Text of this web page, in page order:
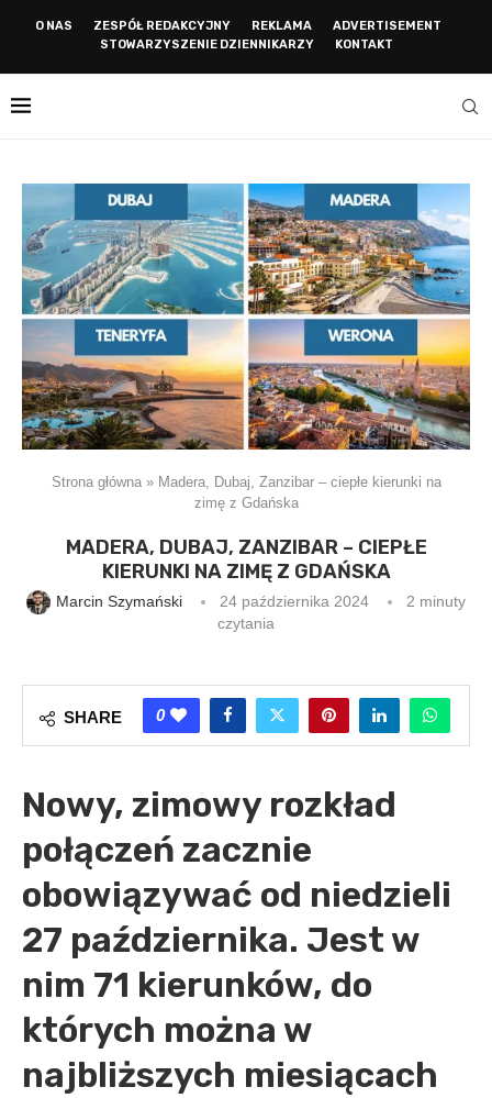
O NAS ZESPÓŁ REDAKCYJNY REKLAMA
ADVERTISEMENT
STOWARZYSZENIE DZIENNIKARZY
KONTAKT
Strona główna» Madera, Dubaj, Zanzibar – ciepłe kierunki na
zimę z Gdańska
MADERA, DUBAJ, ZANZIBAR – CIEPŁE
KIERUNKI NA ZIMĘ Z GDAŃSKA
Marcin Szymański 24 października 2024
2 minuty
czytania
SHARE 0
Nowy, zimowy rozkład
połączeń zacznie
obowiązywać od niedzieli
27 października. Jest w
nim 71 kierunków, do
których można w
najbliższych miesiącach